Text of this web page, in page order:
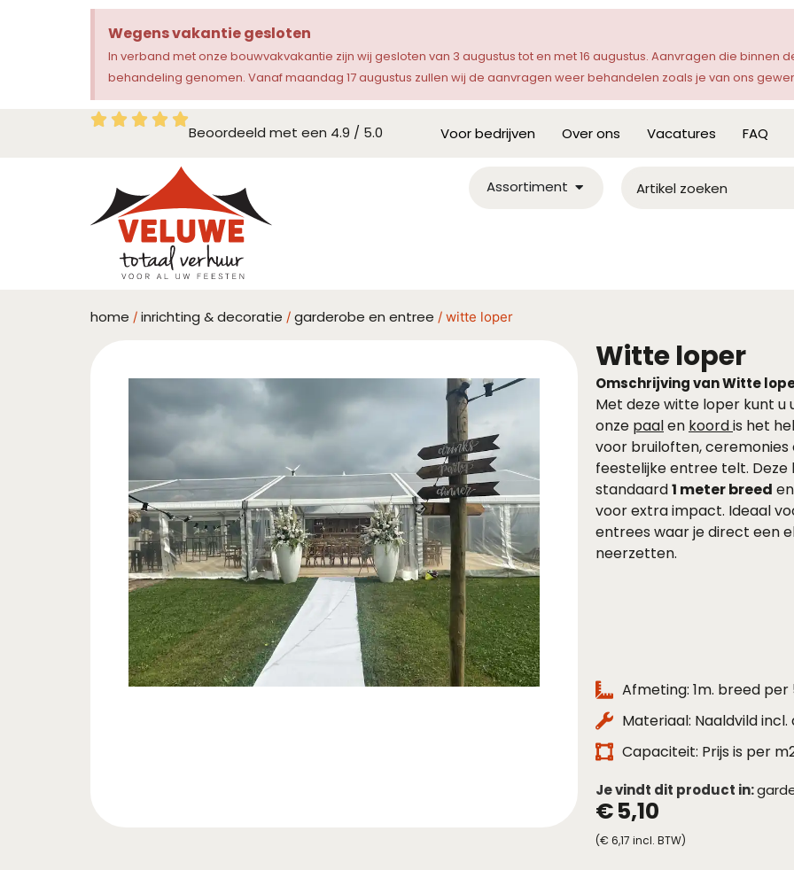
Wegens vakantie gesloten
In verband met onze bouwvakvakantie zijn wij gesloten van 3 augustus tot en met 16 augustus. Aanvragen die
behandeling genomen. Vanaf maandag 17 augustus zullen wij de aanvragen weer behandelen zoals je van ons
Beoordeeld met een 4.9 / 5.0 Voor bedrijven Over ons Vacatures FAQ
Assortiment
home / inrichting & decoratie / garderobe en entree / witte loper
Witte loper
Omschrijving van Witte
Met deze witte loper kunt u
onze paalen koordis het
voor bruiloften,
feestelijke entree telt.
standaard1 meter breed
voor extra impact. Ideaal
entrees waar je direct een
neerzetten.
Afmeting: 1m. breed
Materiaal: Naaldvild
Capaciteit: Prijs is per
Je vindt dit product in:
€5,10
(€ 6,17 incl. BTW)